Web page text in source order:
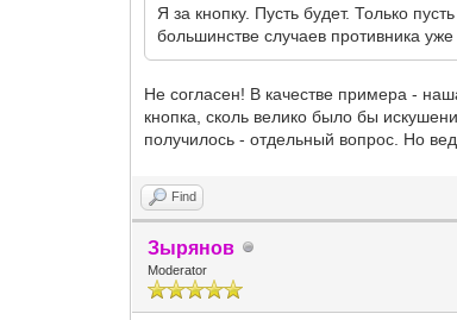
Я за кнопку. Пусть будет. Только
большинстве случаев противника
Не согласен! В качестве примера -
кнопка, сколь велико было бы
получилось - отдельный вопрос. Но
Find
Зырянов
Moderator